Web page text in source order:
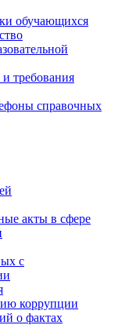
обучающихся
требования
справочных
акты в сфере
с
коррупции
о фактах